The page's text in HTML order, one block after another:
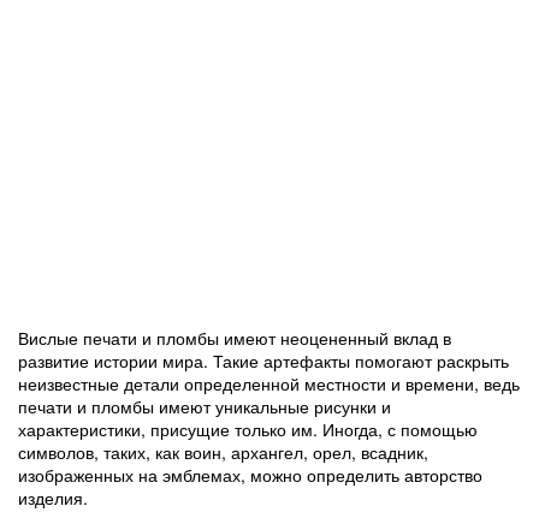
Вислые печати и пломбы имеют неоцененный вклад в
развитие истории мира. Такие артефакты помогают раскрыть
неизвестные детали определенной местности и времени, ведь
печати и пломбы имеют уникальные рисунки и
характеристики, присущие только им. Иногда, с помощью
символов, таких, как воин, архангел, орел, всадник,
изображенных на эмблемах, можно определить авторство
изделия.